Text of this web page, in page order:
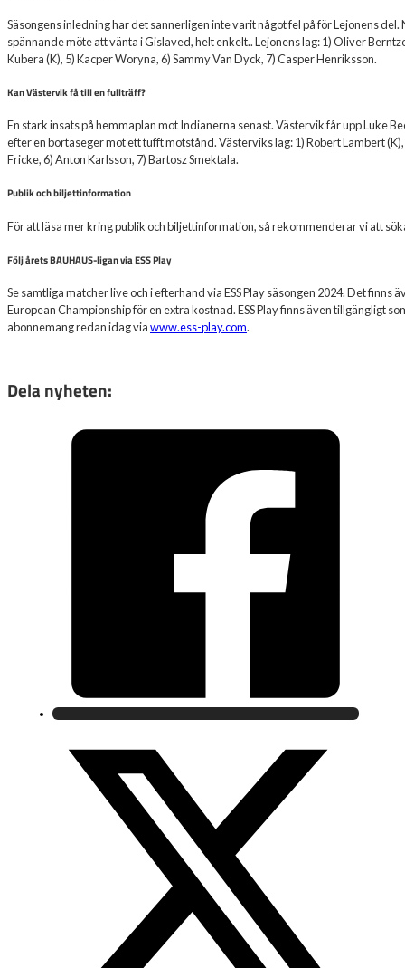
Säsongens inledning har det sannerligen inte varit något fel på för Lejonens
spännande möte att vänta i Gislaved, helt enkelt.. Lejonens lag: 1) Oliver
Kubera (K), 5) Kacper Woryna, 6) Sammy Van Dyck, 7) Casper Henriksson.
Kan Västervik få till en fullträff?
En stark insats på hemmaplan mot Indianerna senast. Västervik får upp Luke
efter en bortaseger mot ett tufft motstånd. Västerviks lag: 1) Robert Lambert
Fricke, 6) Anton Karlsson, 7) Bartosz Smektala.
Publik och biljettinformation
För att läsa mer kring publik och biljettinformation, så rekommenderar vi att
Följ årets BAUHAUS-ligan via ESS Play
Se samtliga matcher live och i efterhand via ESS Play säsongen 2024. Det
European Championship för en extra kostnad. ESS Play finns även tillgängligt
abonnemang redan idag viawww.ess-play.com.
Dela nyheten: